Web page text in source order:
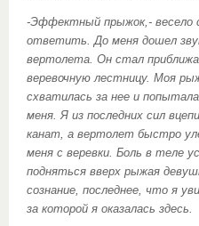
-Эффектный прыжок,- весело
ответить. До меня дошел
вертолета. Он стал
веревочную лестницу. Моя
схватилась за нее и
меня. Я из последних сил
канат, а вертолет быстро
меня с веревки. Боль в теле
подняться вверх рыжая
сознание, последнее, что я
за которой я оказалась здесь.